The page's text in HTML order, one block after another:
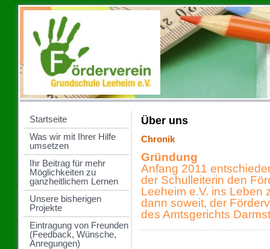
Startseite
Was wir mit Ihrer Hilfe
umsetzen
Ihr Beitrag für mehr
Möglichkeiten zu
ganzheitlichem Lernen
Unsere bisherigen
Projekte
Eintragung von Freunden
(Feedback, Wünsche,
Anregungen)
Über uns
Chronik
Gründung
Anfang 2011
der Schulleiterin den
Leeheim e.V. ins Leben
dann soweit, der
des Amtsgerichts